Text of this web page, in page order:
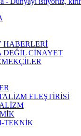
HABERLERİ
DEĞİL CİNAYET
ELEŞTİRİSİ
TEKNİK